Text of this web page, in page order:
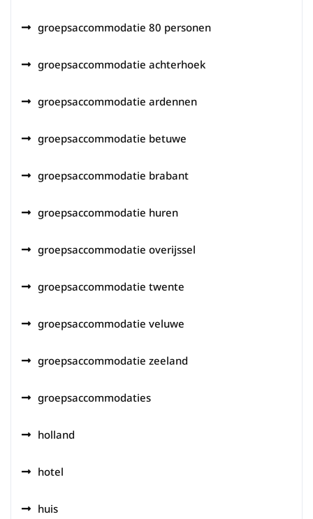
groepsaccommodatie 80 personen
groepsaccommodatie achterhoek
groepsaccommodatie ardennen
groepsaccommodatie betuwe
groepsaccommodatie brabant
groepsaccommodatie huren
groepsaccommodatie overijssel
groepsaccommodatie twente
groepsaccommodatie veluwe
groepsaccommodatie zeeland
groepsaccommodaties
holland
hotel
huis